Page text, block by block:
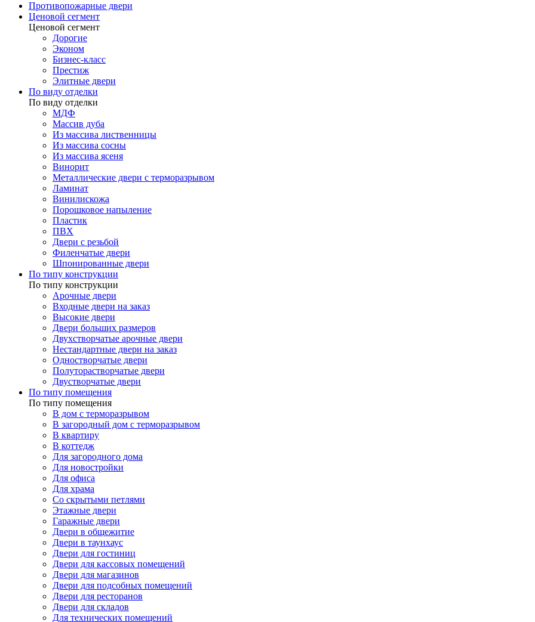
Противопожарные двери
Ценовой сегмент
Ценовой сегмент
Дорогие
Эконом
Бизнес-класс
Престиж
Элитные двери
По виду отделки
По виду отделки
МДФ
Массив дуба
Из массива лиственницы
Из массива сосны
Из массива ясеня
Винорит
Металлические двери с терморазрывом
Ламинат
Винилискожа
Порошковое напыление
Пластик
ПВХ
Двери с резьбой
Филенчатые двери
Шпонированные двери
По типу конструкции
По типу конструкции
Арочные двери
Входные двери на заказ
Высокие двери
Двери больших размеров
Двухстворчатые арочные двери
Нестандартные двери на заказ
Одностворчатые двери
Полуторастворчатые двери
Двустворчатые двери
По типу помещения
По типу помещения
В дом с терморазрывом
В загородный дом с терморазрывом
В квартиру
В коттедж
Для загородного дома
Для новостройки
Для офиса
Для храма
Со скрытыми петлями
Этажные двери
Гаражные двери
Двери в общежитие
Двери в таунхаус
Двери для гостиниц
Двери для кассовых помещений
Двери для магазинов
Двери для подсобных помещений
Двери для ресторанов
Двери для складов
Для технических помещений